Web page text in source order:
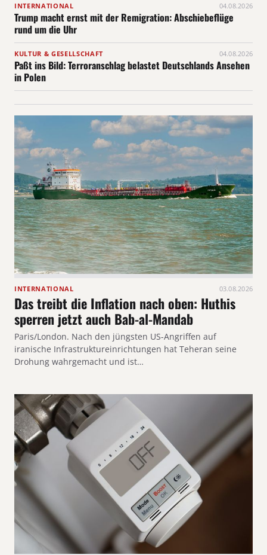
INTERNATIONAL 04.08.2026
Trump macht ernst mit der Remigration: Abschiebeflüge
rund um die Uhr
KULTUR & GESELLSCHAFT 04.08.2026
Paßt ins Bild: Terroranschlag belastet Deutschlands Ansehen
in Polen
INTERNATIONAL 03.08.2026
Das treibt die Inflation nach oben: Huthis
sperren jetzt auch Bab-al-Mandab
Paris/London. Nach den jüngsten US-Angriffen auf
iranische Infrastruktureinrichtungen hat Teheran seine
Drohung wahrgemacht und ist…